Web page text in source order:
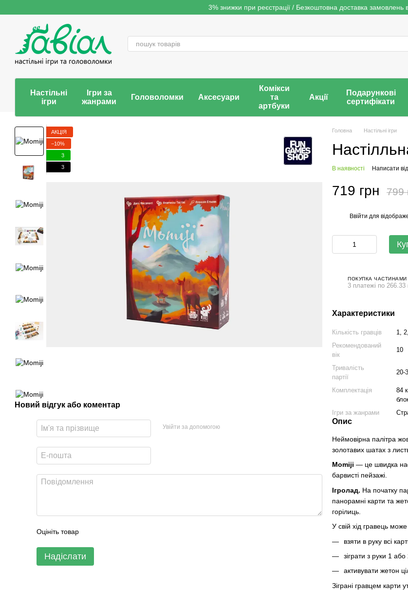
3% знижки при реєстрації / Безкоштовна доставка замовлень
Настільні
ігри
Ігри за
жанрами
Головоломки Аксесуари
Комікси
та
артбуки
Акції
Подарункові
сертифікати
АКЦІЯ
−10%
3
3
Новий відгук або коментар
Увійти за допомогою
Оцініть товар
Надіслати
Головна Настільні ігри
В наявності Написати
719 грн 799
Ввійти для
ПОКУПКА ЧАСТИНАМИ
3 платежі по 266.33
Характеристики
Кількість гравців
1,
Рекомендований
вік
10
Тривалість
партії
20-
Комплектація
84
Ігри за жанрами
Опис
Неймовірна палітра
золотавих шатах з
Momiji — це швидка
барвисті пейзажі.
Ігролад. На початку
панорамні карти та
горілиць.
У свій хід гравець
взяти в руку всі
зіграти з руки 1 або
активувати жетон
Зіграні гравцем карти